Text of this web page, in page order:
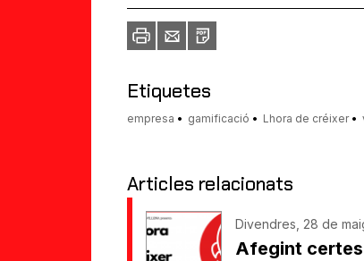
ImprimirEnvia
un
PDF
Etiquetes
empresa gamificació Lhora de créixer
Articles relacionats
Divendres, 28 de
Afegint